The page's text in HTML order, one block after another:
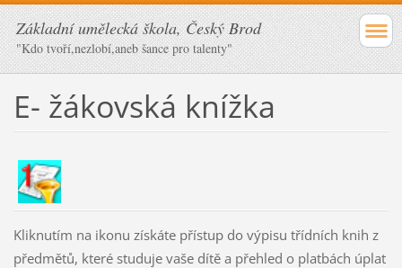
Základní umělecká škola, Český Brod
"Kdo tvoří,nezlobí,aneb šance pro talenty"
E- žákovská knížka
Kliknutím na ikonu získáte přístup do výpisu třídních knih z
předmětů, které studuje vaše dítě a přehled o platbách úplat